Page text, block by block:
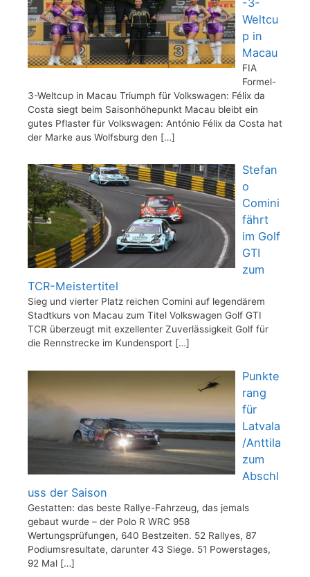
Weltcu
p in
Macau
FIA
Formel-
3-Weltcup in Macau Triumph für Volkswagen: Félix da
Costa siegt beim Saisonhöhepunkt Macau bleibt ein
gutes Pflaster für Volkswagen: António Félix da Costa hat
der Marke aus Wolfsburg den […]
Stefan
o
Comini
fährt
im Golf
GTI
zum
TCR-Meistertitel
Sieg und vierter Platz reichen Comini auf legendärem
Stadtkurs von Macau zum Titel Volkswagen Golf GTI
TCR überzeugt mit exzellenter Zuverlässigkeit Golf für
die Rennstrecke im Kundensport […]
Punkte
rang
für
Latvala
/Anttila
zum
Abschl
uss der Saison
Gestatten: das beste Rallye-Fahrzeug, das jemals
gebaut wurde – der Polo R WRC 958
Wertungsprüfungen, 640 Bestzeiten. 52 Rallyes, 87
Podiumsresultate, darunter 43 Siege. 51 Powerstages,
92 Mal […]